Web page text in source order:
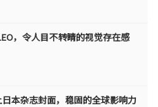
，令人目不转睛的视觉存在感
日本杂志封面，稳固的全球影响力